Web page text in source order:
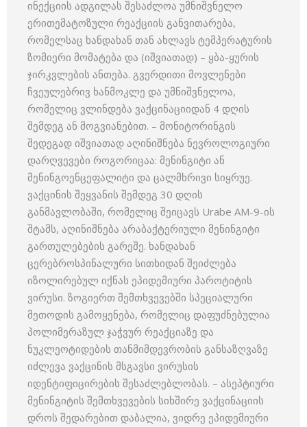
ინექციის ადგილას შესაძლოა უმნიშვნელო
ერითემატოზული რეაქციის განვითარება,
რომელსაც ხანდახან თან ახლავს ტემპერატურის
ზომიერი მომატება და (იშვიათად) – ყბა-ყურის
ჯირკვლების ანთება. გვერდითი მოვლენები
ჩვეულებრივ ხანმოკლე და უმნიშვნელოა,
რომელიც ვლინდება ვაქცინაციიდან 4 დღის
შემდეგ ან მოგვიანებით. – მონიტორინგის
შედეგად იშვიათად აღინიშნება ნევროლოგიური
დარღვევები როგორიცაა: მენინგიტი ან
მენინგოენცეფალიტი და ცალმხრივი სიყრუე.
ვაქცინის შეყვანის შემდეგ 30 დღის
განმავლობაში, რომელიც შეიცავს Urabe AM-9-ის
შტამს, აღინიშნება არაბაქტერიული მენინგიტი
გართულებების გარეშე. ხანდახან
ცერებროსპინალური სითხიდან შეიძლება
იზოლირებულ იქნას ეპიდემიური პაროტიტის
ვირუსი. ზოგიერთ შემთხვევებში სპეციალური
მეთოდის გამოყენება, რომელიც დაფუძნებულია
პოლიმერაზულ ჯაჭვურ რეაქციაზე და
ნუკლეოტიდების თანმიმდევრობის განსაზღვაზე
იძლევა ვაქცინის მსგავსი ვირუსის
იდენტიფიცირების შესაძლებლობას. – ასეპტიური
მენინგიტის შემთხვევების სიხშირე ვაქცინაციის
დროს შედარებით დაბალია, ვიდრე ეპიდემიური